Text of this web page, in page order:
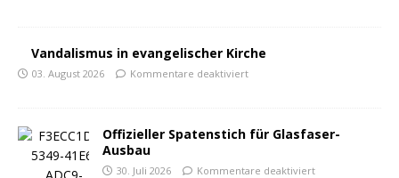
Vandalismus in evangelischer Kirche
03. August 2026 Kommentare deaktiviert
Offizieller Spatenstich für Glasfaser-
Ausbau
30. Juli 2026 Kommentare deaktiviert